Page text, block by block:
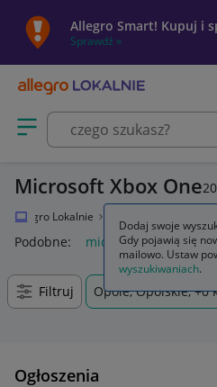
Allegro Smart! Kupuj i
Sprawdź »
Otwórz menu z kategoriami
Microsoft Xbox One20
Allegro Lokalnie
Podobne: microsoft xbox one
Filtruj Opole, Opolskie, +0
Ogłoszenia
Dodaj swoje
Gdy pojawią się
mailowo. Ustaw
wyszukiwaniach.